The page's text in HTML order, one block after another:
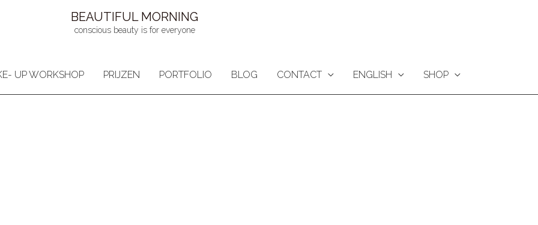
BEAUTIFUL MORNING
conscious beauty is for everyone
UP WORKSHOP PRIJZEN PORTFOLIO BLOG CONTACT ENGLISH SHOP